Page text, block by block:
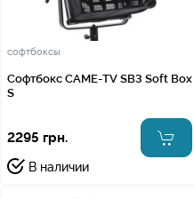
софтбоксы
Софтбокс CAME-TV SB3 Soft Box
S
2295 грн.
В наличии